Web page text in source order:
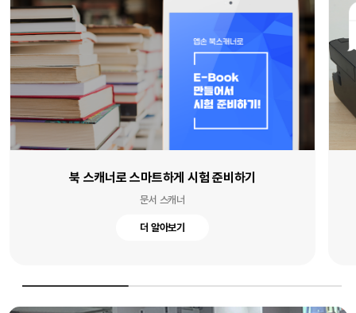
북 스캐너로 스마트하게 시험 준비하기
문서 스캐너
더 알아보기